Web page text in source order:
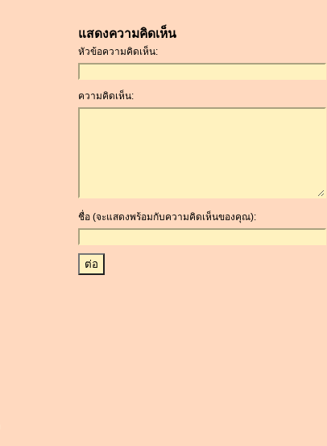
แสดงความคิดเห็น
หัวข้อความคิดเห็น:
ความคิดเห็น:
ชื่อ (จะแสดงพร้อมกับความคิดเห็นของคุณ):